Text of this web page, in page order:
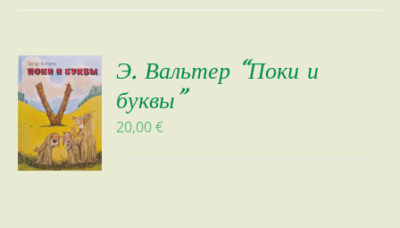
Э. Вальтер “Поки и
буквы”
20,00€